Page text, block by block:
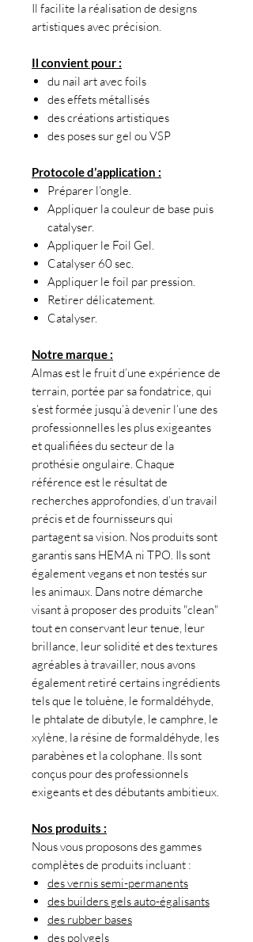
Il facilite la réalisation de designs
artistiques avec précision.
Il convient pour :
du nail art avec foils
des effets métallisés
des créations artistiques
des poses sur gel ou VSP
Protocole d’application :
Préparer l’ongle.
Appliquer la couleur de base puis
catalyser.
Appliquer le Foil Gel.
Catalyser 60 sec.
Appliquer le foil par pression.
Retirer délicatement.
Catalyser.
Notre marque :
Almas est le fruit d’une expérience de
terrain, portée par sa fondatrice, qui
s’est formée jusqu’à devenir l’une des
professionnelles les plus exigeantes
et qualifiées du secteur de la
prothésie ongulaire. Chaque
référence est le résultat de
recherches approfondies, d’un travail
précis et de fournisseurs qui
partagent sa vision. Nos produits sont
garantis sans HEMA ni TPO. Ils sont
également vegans et non testés sur
les animaux. Dans notre démarche
visant à proposer des produits "clean"
tout en conservant leur tenue, leur
brillance, leur solidité et des textures
agréables à travailler, nous avons
également retiré certains ingrédients
tels que le toluène, le formaldéhyde,
le phtalate de dibutyle, le camphre, le
xylène, la résine de formaldéhyde, les
parabènes et la colophane. Ils sont
conçus pour des professionnels
exigeants et des débutants ambitieux.
Nos produits :
Nous vous proposons des gammes
complètes de produits incluant :
des vernis semi-permanents
des builders gels auto-égalisants
des rubber bases
des polygels